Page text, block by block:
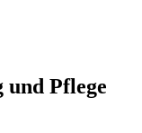
Pflege